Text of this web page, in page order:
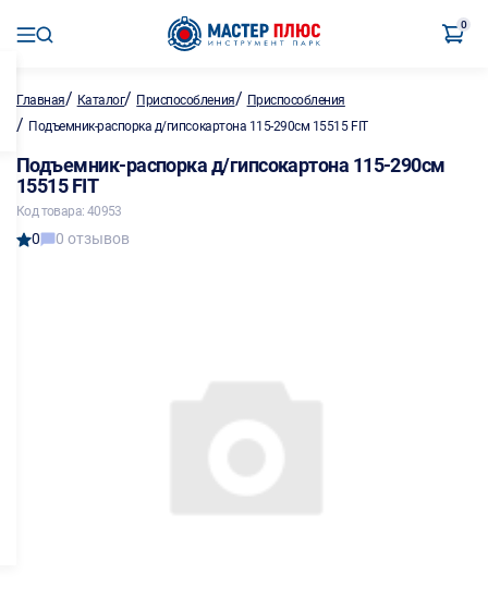
0
Главная/ Каталог/ Приспособления/ Приспособления
/ Подъемник-распорка д/гипсокартона 115-290см 15515 FIT
Подъемник-распорка д/гипсокартона 115-290см
15515 FIT
Код товара: 40953
0 0 отзывов